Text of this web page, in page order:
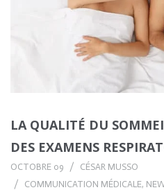
LA QUALITÉ DU
DES EXAMENS
OCTOBRE 09
CÉSAR MUSSO
COMMUNICATION MÉDICALE,